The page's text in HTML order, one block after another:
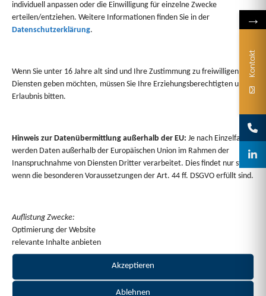
individuell anpassen oder die Einwilligung für einzelne Zwecke
erteilen/entziehen. Weitere Informationen finden Sie in der
Datenschutzerklärung.
Wenn Sie unter 16 Jahre alt sind und Ihre Zustimmung zu freiwilligen
Diensten geben möchten, müssen Sie Ihre Erziehungsberechtigten um
Erlaubnis bitten.
Hinweis zur Datenübermittlung außerhalb der EU: Je nach Einzelfall
werden Daten außerhalb der Europäischen Union im Rahmen der
Inanspruchnahme von Diensten Dritter verarbeitet. Dies findet nur statt,
wenn die besonderen Voraussetzungen der Art. 44 ff. DSGVO erfüllt sind.
Auflistung Zwecke:
Optimierung der Website
relevante Inhalte anbieten
Akzeptieren
Ablehnen
Kombinationen oder Gestaltungsmöglichkeiten.
→
Kontakt